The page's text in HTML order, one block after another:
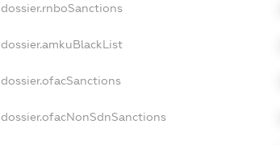
dossier.rnboSanctions
dossier.amkuBlackList
dossier.ofacSanctions
dossier.ofacNonSdnSanctions